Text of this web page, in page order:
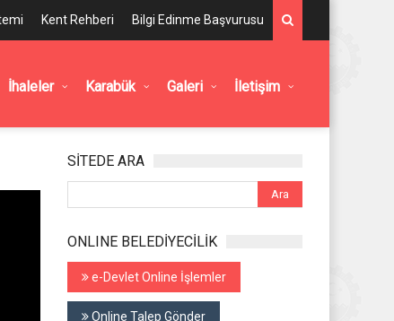
Kent Rehberi Bilgi Edinme Başvurusu
İhaleler Karabük Galeri İletişim
SİTEDE ARA
ONLINE BELEDİYECİLİK
e-Devlet Online İşlemler
Online Talep Gönder